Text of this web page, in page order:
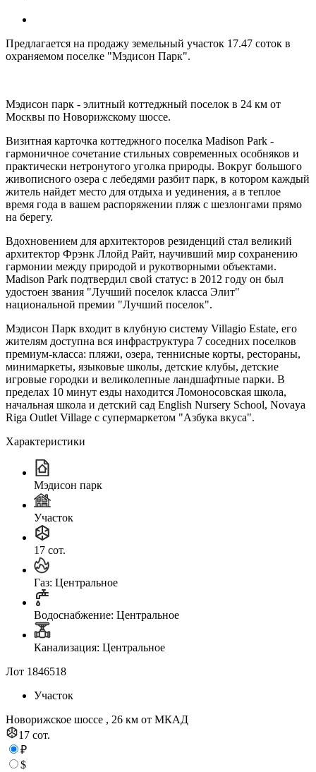
Предлагается на продажу земельный участок 17.47 соток в
охраняемом поселке "Мэдисон Парк".
Мэдисон парк - элитный коттеджный поселок в 24 км от
Москвы по Новорижскому шоссе.
Визитная карточка коттеджного поселка Madison Park -
гармоничное сочетание стильных современных особняков и
практически нетронутого уголка природы. Вокруг большого
живописного озера с лебедями разбит парк, в котором каждый
житель найдет место для отдыха и уединения, а в теплое
время года в вашем распоряжении пляж с шезлонгами прямо
на берегу.
Вдохновением для архитекторов резиденций стал великий
архитектор Фрэнк Ллойд Райт, научивший мир сохранению
гармонии между природой и рукотворными объектами.
Madison Park подтвердил свой статус: в 2012 году он был
удостоен звания "Лучший поселок класса Элит"
национальной премии "Лучший поселок".
Мэдисон Парк входит в клубную систему Villagio Estate, его
жителям доступна вся инфраструктура 7 соседних поселков
премиум-класса: пляжи, озера, теннисные корты, рестораны,
минимаркеты, языковые школы, детские клубы, детские
игровые городки и великолепные ландшафтные парки. В
пределах 10 минут езды находится Ломоносовская школа,
начальная школа и детский сад English Nursery School, Novaya
Riga Outlet Village с супермаркетом "Азбука вкуса".
Характеристики
Мэдисон парк
Участок
17 сот.
Газ: Центральное
Водоснабжение: Центральное
Канализация: Центральное
Лот 1846518
Участок
Новорижское шоссе , 26 км от МКАД
17 сот.
₽
$